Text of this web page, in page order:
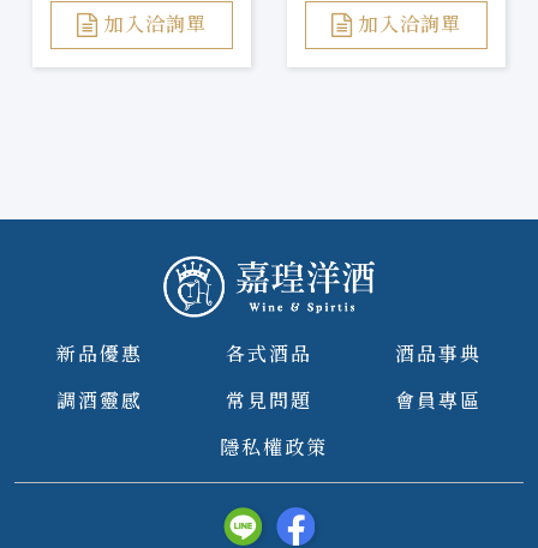
加入洽詢單 加入洽詢單
新品優惠 各式酒品
酒品事典
調酒靈感
常見問題
會員專區
隱私權政策